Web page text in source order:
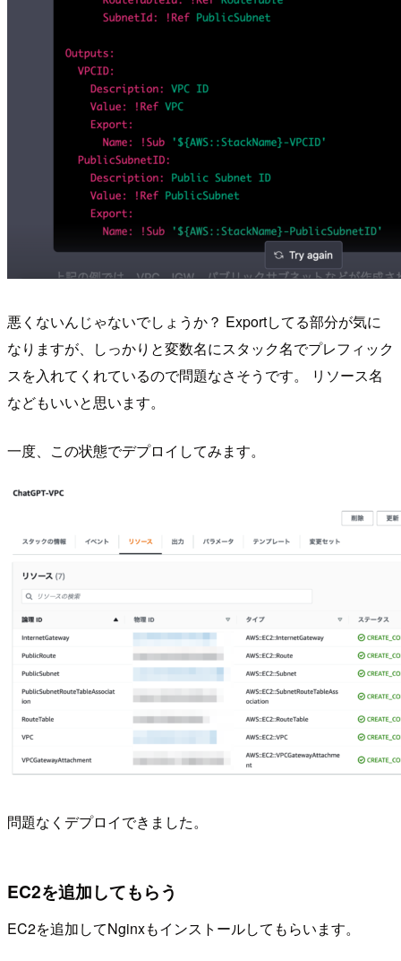
悪くないんじゃないでしょうか？ Exportしてる部分が気に
なりますが、しっかりと変数名にスタック名でプレフィック
スを入れてくれているので問題なさそうです。 リソース名
などもいいと思います。
一度、この状態でデプロイしてみます。
問題なくデプロイできました。
EC2を追加してもらう
EC2を追加してNginxもインストールしてもらいます。